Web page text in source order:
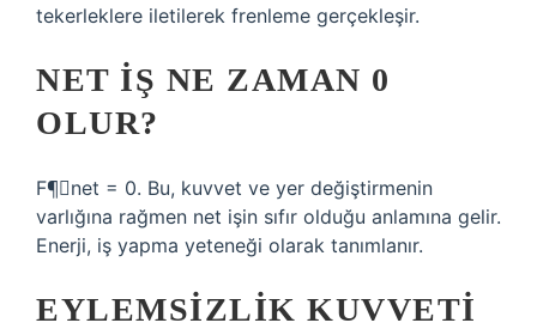
tekerleklere iletilerek frenleme gerçekleşir.
NET IŞ NE ZAMAN 0
OLUR?
F¶⃗net = 0. Bu, kuvvet ve yer değiştirmenin
varlığına rağmen net işin sıfır olduğu anlamına gelir.
Enerji, iş yapma yeteneği olarak tanımlanır.
EYLEMSIZLIK KUVVETI